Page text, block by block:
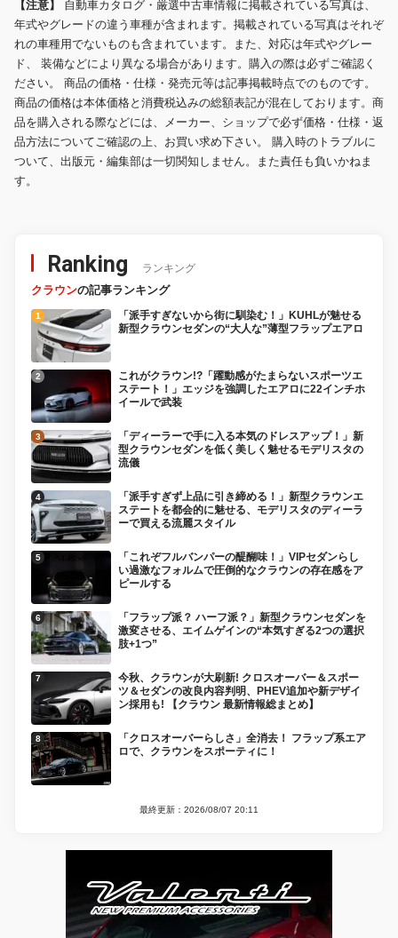
【注意】 自動車カタログ・厳選中古車情報に掲載されている写真は、
年式やグレードの違う車種が含まれます。掲載されている写真はそれぞ
れの車種用でないものも含まれています。また、対応は年式やグレー
ド、 装備などにより異なる場合があります。購入の際は必ずご確認く
ださい。 商品の価格・仕様・発売元等は記事掲載時点でのものです。
商品の価格は本体価格と消費税込みの総額表記が混在しております。商
品を購入される際などには、メーカー、ショップで必ず価格・仕様・返
品方法についてご確認の上、お買い求め下さい。 購入時のトラブルに
ついて、出版元・編集部は一切関知しません。また責任も負いかねま
す。
Ranking ランキング
クラウンの記事ランキング
「派手すぎないから街に馴染む！」KUHLが魅せる
新型クラウンセダンの“大人な”薄型フラップエアロ
これがクラウン!?「躍動感がたまらないスポーツエ
ステート！」エッジを強調したエアロに22インチホ
イールで武装
「ディーラーで手に入る本気のドレスアップ！」新
型クラウンセダンを低く美しく魅せるモデリスタの
流儀
「派手すぎず上品に引き締める！」新型クラウンエ
ステートを都会的に魅せる、モデリスタのディーラ
ーで買える流麗スタイル
「これぞフルバンパーの醍醐味！」VIPセダンらし
い過激なフォルムで圧倒的なクラウンの存在感をア
ピールする
「フラップ派？ ハーフ派？」新型クラウンセダンを
激変させる、エイムゲインの“本気すぎる2つの選択
肢+1つ”
今秋、クラウンが大刷新! クロスオーバー＆スポー
ツ＆セダンの改良内容判明、PHEV追加や新デザイ
ン採用も! 【クラウン 最新情報総まとめ】
「クロスオーバーらしさ」全消去！ フラップ系エア
ロで、クラウンをスポーティに！
最終更新：2026/08/07 20:11